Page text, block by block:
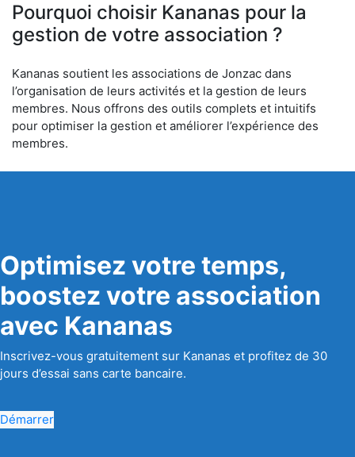
Pourquoi choisir Kananas pour la
gestion de votre association ?
Kananas soutient les associations de Jonzac dans
l’organisation de leurs activités et la gestion de leurs
membres. Nous offrons des outils complets et intuitifs
pour optimiser la gestion et améliorer l’expérience des
membres.
Optimisez votre temps,
boostez votre association
avec Kananas
Inscrivez-vous gratuitement sur Kananas et profitez de 30
jours d’essai sans carte bancaire.
Démarrer